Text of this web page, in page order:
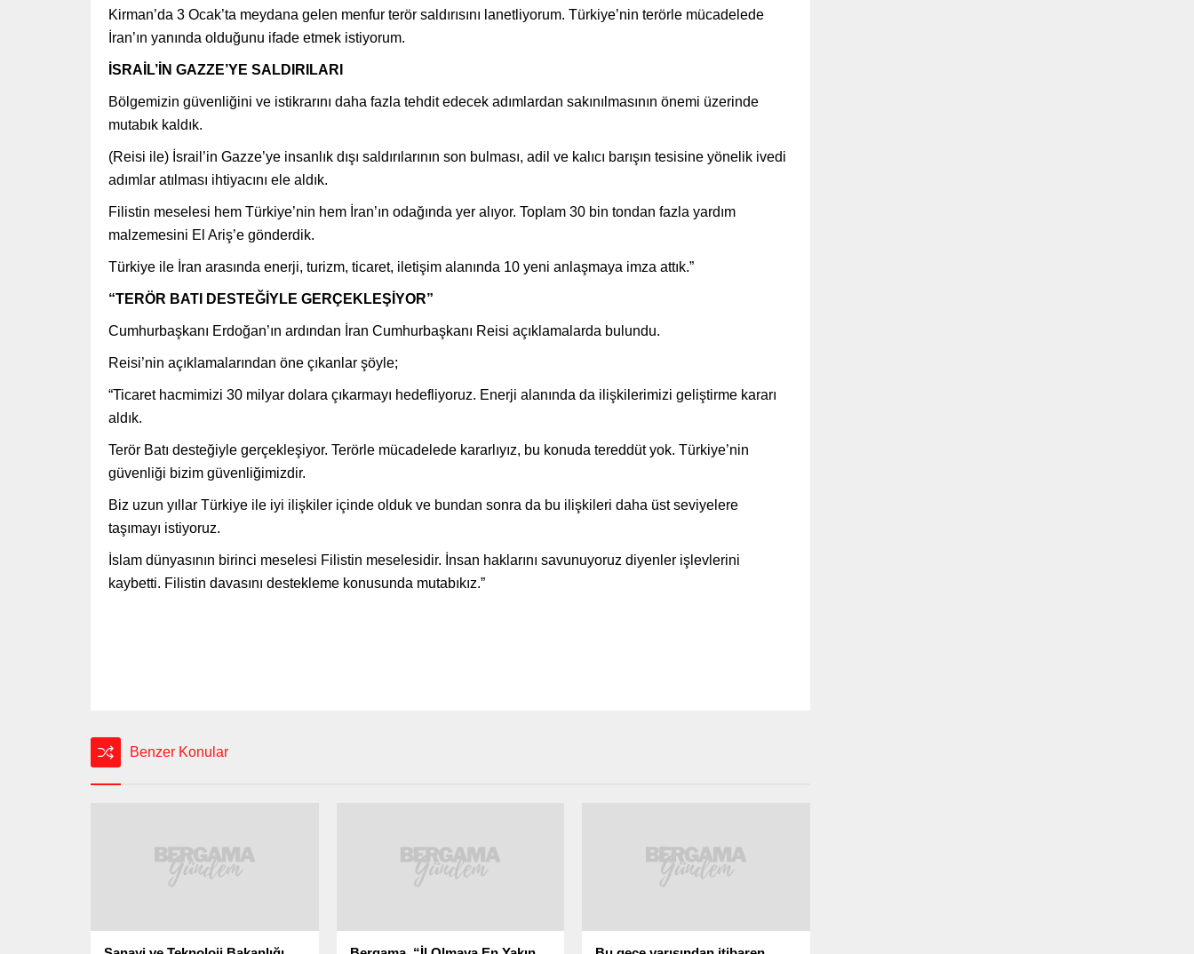
Kirman’da 3 Ocak’ta meydana gelen menfur terör saldırısını lanetliyorum. Türkiye’nin terörle mücadelede
İran’ın yanında olduğunu ifade etmek istiyorum.
İSRAİL’İN GAZZE’YE SALDIRILARI
Bölgemizin güvenliğini ve istikrarını daha fazla tehdit edecek adımlardan sakınılmasının önemi üzerinde
mutabık kaldık.
(Reisi ile) İsrail’in Gazze’ye insanlık dışı saldırılarının son bulması, adil ve kalıcı barışın tesisine yönelik ivedi
adımlar atılması ihtiyacını ele aldık.
Filistin meselesi hem Türkiye’nin hem İran’ın odağında yer alıyor. Toplam 30 bin tondan fazla yardım
malzemesini El Ariş’e gönderdik.
Türkiye ile İran arasında enerji, turizm, ticaret, iletişim alanında 10 yeni anlaşmaya imza attık.”
“TERÖR BATI DESTEĞİYLE GERÇEKLEŞİYOR”
Cumhurbaşkanı Erdoğan’ın ardından İran Cumhurbaşkanı Reisi açıklamalarda bulundu.
Reisi’nin açıklamalarından öne çıkanlar şöyle;
“Ticaret hacmimizi 30 milyar dolara çıkarmayı hedefliyoruz. Enerji alanında da ilişkilerimizi geliştirme kararı
aldık.
Terör Batı desteğiyle gerçekleşiyor. Terörle mücadelede kararlıyız, bu konuda tereddüt yok. Türkiye’nin
güvenliği bizim güvenliğimizdir.
Biz uzun yıllar Türkiye ile iyi ilişkiler içinde olduk ve bundan sonra da bu ilişkileri daha üst seviyelere
taşımayı istiyoruz.
İslam dünyasının birinci meselesi Filistin meselesidir. İnsan haklarını savunuyoruz diyenler işlevlerini
kaybetti. Filistin davasını destekleme konusunda mutabıkız.”
Benzer Konular